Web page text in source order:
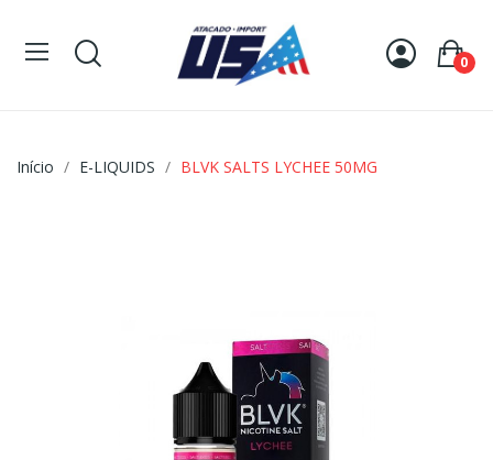
0
Início E-LIQUIDS BLVK SALTS LYCHEE 50MG